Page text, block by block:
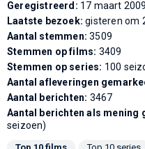
Geregistreerd: 17 maart 2009
Laatste bezoek:gisteren om
Aantal stemmen:3509
Stemmen op films: 3409
Stemmen op series: 100
Aantal afleveringen
Aantal berichten: 3467
Aantal berichten als mening
seizoen)